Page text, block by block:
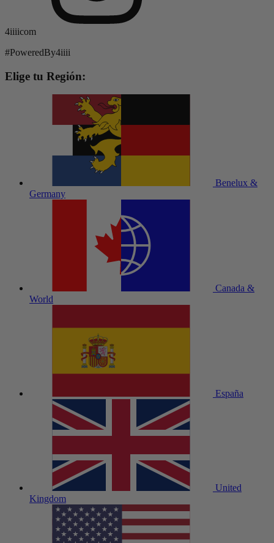
4iiiicom
#PoweredBy4iiii
Elige tu Región:
Benelux &
Germany
Canada &
World
España
United
Kingdom